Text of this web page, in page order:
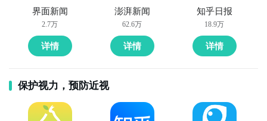
界面新闻
2.7万
详情
澎湃新闻
62.6万
详情
知乎日报
18.9万
详情
保护视力，预防近视